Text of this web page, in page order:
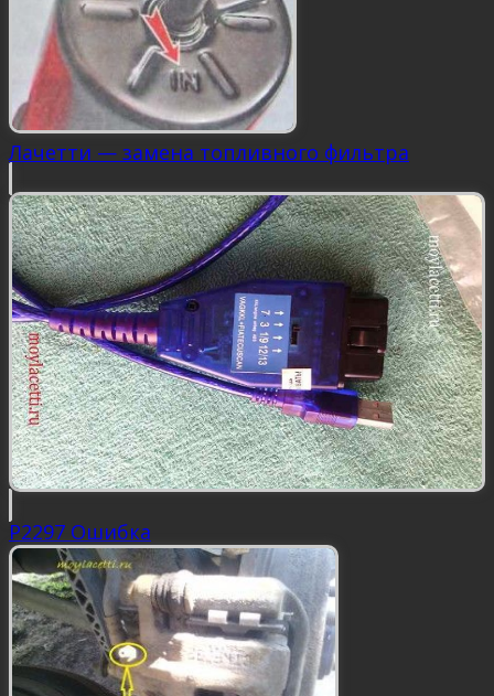
Лачетти — замена топливного фильтра
P2297 Ошибка